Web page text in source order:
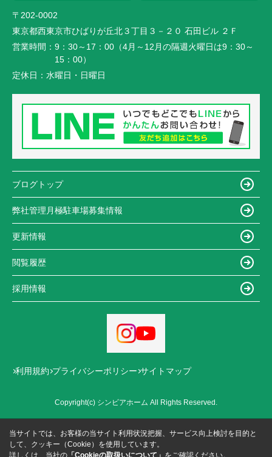
〒202-0002
東京都西東京市ひばりが丘北３丁目３－２０ 石田ビル ２Ｆ
営業時間： 9：30～17：00（4月～12月の隔週火曜日は9：30～
15：00）
定休日： 水曜日・日曜日
ブログトップ
弊社管理月極駐車場募集情報
更新情報
閲覧履歴
採用情報
利用規約 プライバシーポリシー サイトマップ
Copyright(c) シンビアホーム All Rights Reserved.
当サイトでは、お客様の当サイト利用状況把握、サービス向上検討を目的と
して、クッキー（Cookie）を使用しています。
詳しくは、当社の 「Cookieの取扱いについて」 をご確認ください。